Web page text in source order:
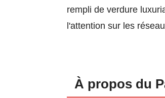
rempli de verdure
l'attention sur les
À propos du